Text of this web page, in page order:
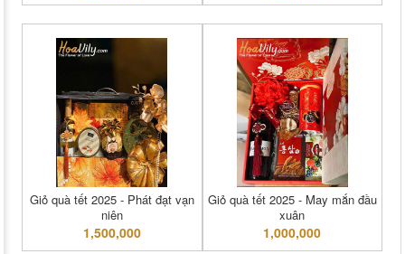
Giỏ quà tết 2025 - Phát đạt vạn
niên
1,500,000
Giỏ quà tết 2025 - May mắn đầu
xuân
1,000,000